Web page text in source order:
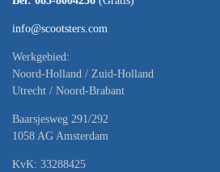
info@scootsters.com
Werkgebied:
Noord-Holland / Zuid-Holland
Utrecht / Noord-Brabant
Baarsjesweg 291/292
1058 AG Amsterdam
KvK: 33288425